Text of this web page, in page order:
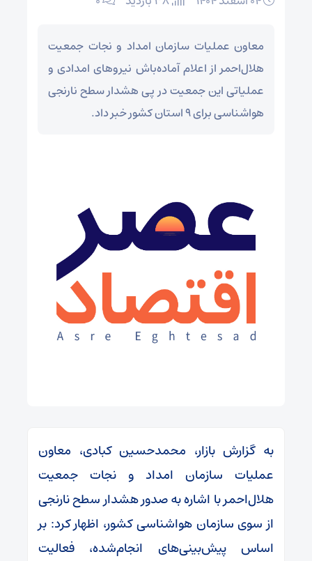
معاون عملیات سازمان امداد و نجات جمعیت
هلال‌احمر از اعلام آماده‌باش نیروهای امدادی و
عملیاتی این جمعیت در پی هشدار سطح نارنجی
هواشناسی برای ۹ استان کشور خبر داد.
به گزارش بازار، محمدحسین کبادی، معاون
عملیات سازمان امداد و نجات جمعیت
هلال‌احمر با اشاره به صدور هشدار سطح نارنجی
از سوی سازمان هواشناسی کشور، اظهار کرد: بر
اساس پیش‌بینی‌های انجام‌شده، فعالیت